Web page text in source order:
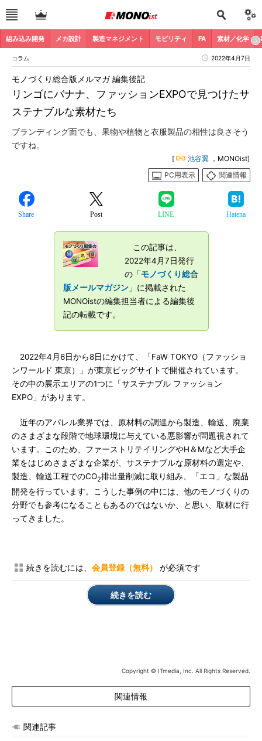
組み込み開発 メカ設計 製造マネジメント モビリティ FA 素材／化学
コラム 2022年4月7日
リンゴにバナナ、ファッションEXPOで見つけたサ
ステナブルな素材たち
モノづくり総合版メルマガ 編集後記
ブランディング面でも、果物や植物と衣服製品の相性は良さそう
ですね。
[ 池谷翼 ，MONOist]
PC用表示
関連情報
Share Post LINE Hatena
この記事は、
2022年4月7日発行
の「モノづくり総合
版メールマガジン」に掲載された
MONOistの編集担当者による編集後
記の転載です。
2022年4月6日から8日にかけて、「FaW TOKYO（ファッショ
ンワールド 東京）」が東京ビッグサイトで開催されています。
その中の展示エリアの1つに「サステナブル ファッション
EXPO」があります。
近年のアパレル業界では、原材料の調達から製造、輸送、廃棄
のさまざまな段階で地球環境に与えている悪影響が問題視されて
います。このため、ファーストリテイリングやH＆Mなど大手企
業をはじめさまざまな企業が、サステナブルな原材料の選定や、
製造、輸送工程でのCO2排出量削減に取り組み、「エコ」な製品
開発を行っています。こうした事例の中には、他のモノづくりの
分野でも参考になることもあるのではないか、と思い、取材に行
ってきました。
続きを読むには、 会員登録（無料） が必須です
続きを読む
Copyright © ITmedia, Inc. All Rights Reserved.
関連情報
関連記事